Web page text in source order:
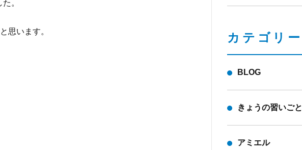
。
思います。 カテゴリー
BLOG
きょうの習いごと
アミエル